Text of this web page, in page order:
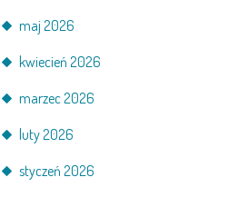
maj 2026
kwiecień 2026
marzec 2026
luty 2026
styczeń 2026